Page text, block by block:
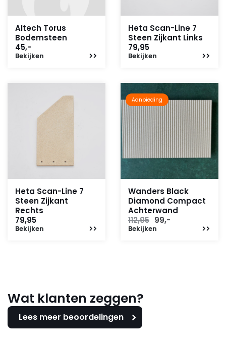
Altech Torus
Bodemsteen
45,-
Bekijken
Heta Scan-Line 7
Steen Zijkant Links
79,95
Bekijken
Heta Scan-Line 7
Steen Zijkant
Rechts
79,95
Bekijken
Aanbieding
Wanders Black
Diamond Compact
Achterwand
112,95 Oorspronkelijke
prijs
99,-
Bekijken
Wat klanten zeggen?
Lees meer beoordelingen